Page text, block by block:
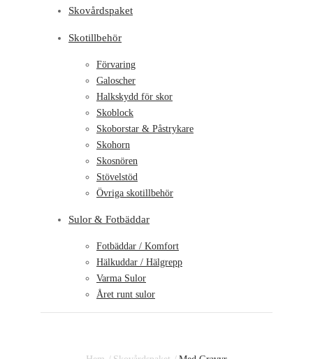
Skovårdspaket
Skotillbehör
Förvaring
Galoscher
Halkskydd för skor
Skoblock
Skoborstar & Påstrykare
Skohorn
Skosnören
Stövelstöd
Övriga skotillbehör
Sulor & Fotbäddar
Fotbäddar / Komfort
Hälkuddar / Hälgrepp
Varma Sulor
Året runt sulor